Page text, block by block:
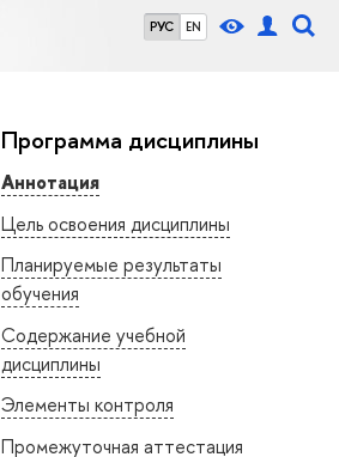
РУС EN
Программа дисциплины
Аннотация
Цель освоения дисциплины
Планируемые результаты
обучения
Содержание учебной
дисциплины
Элементы контроля
Промежуточная аттестация